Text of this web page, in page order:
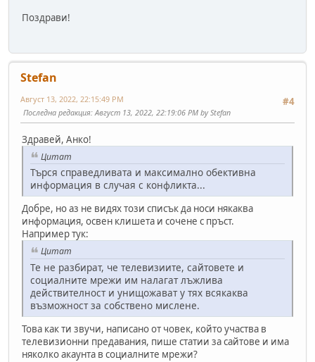
Поздрави!
Stefan
#4
Август 13, 2022, 22:15:49 PM
Последна редакция: Август 13, 2022, 22:19:06 PM by Stefan
Здравей, Анко!
Цитат
Търся справедливата и максимално обективна
информация в случая с конфликта...
Добре, но аз не видях този списък да носи някаква
информация, освен клишета и сочене с пръст.
Например тук:
Цитат
Те не разбират, че телевизиите, сайтовете и
социалните мрежи им налагат лъжлива
действителност и унищожават у тях всякаква
възможност за собствено мислене.
Това как ти звучи, написано от човек, който участва в
телевизионни предавания, пише статии за сайтове и има
няколко акаунта в социалните мрежи?